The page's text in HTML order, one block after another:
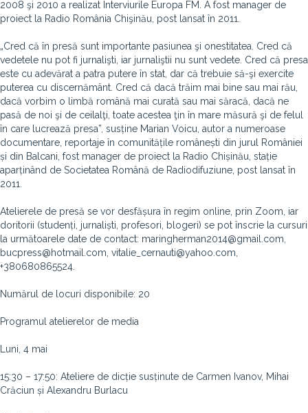
2008 şi 2010 a realizat Interviurile Europa FM. A fost manager de
proiect la Radio România Chişinău, post lansat în 2011.
„Cred că în presă sunt importante pasiunea şi onestitatea. Cred că
vedetele nu pot fi jurnalişti, iar jurnaliştii nu sunt vedete. Cred că presa
este cu adevărat a patra putere în stat, dar că trebuie să-şi exercite
puterea cu discernământ. Cred că dacă trăim mai bine sau mai rău,
dacă vorbim o limbă română mai curată sau mai săracă, dacă ne
pasă de noi şi de ceilalţi, toate acestea ţin în mare măsură şi de felul
în care lucrează presa”, susține Marian Voicu, autor a numeroase
documentare, reportaje în comunitățile românești din jurul României
și din Balcani, fost manager de proiect la Radio Chișinău, stație
aparținând de Societatea Română de Radiodifuziune, post lansat în
2011.
Atelierele de presă se vor desfășura în regim online, prin Zoom, iar
doritorii (studenți, jurnaliști, profesori, blogeri) se pot înscrie la cursuri
la următoarele date de contact: maringherman2014@gmail.com,
bucpress@hotmail.com, vitalie_cernauti@yahoo.com,
+380680865524.
Numărul de locuri disponibile: 20
Programul atelierelor de media
Luni, 4 mai
15:30 – 17:50: Ateliere de dicție susținute de Carmen Ivanov, Mihai
Crăciun și Alexandru Burlacu